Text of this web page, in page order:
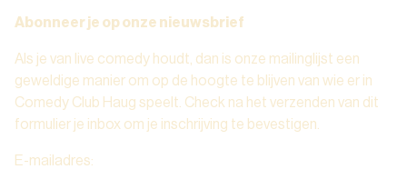
Abonneer je op onze nieuwsbrief
Als je van live comedy houdt, dan is onze mailinglijst een
geweldige manier om op de hoogte te blijven van wie er in
Comedy Club Haug speelt. Check na het verzenden van dit
formulier je inbox om je inschrijving te bevestigen.
E-mailadres: